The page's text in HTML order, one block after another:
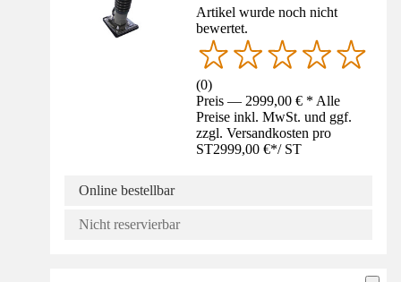
Artikel wurde noch nicht
bewertet.
(0)
Preis — 2999,00 € * Alle
Preise inkl. MwSt. und ggf.
zzgl. Versandkosten pro
ST2999,00 €*/ ST
Online bestellbar
Nicht reservierbar